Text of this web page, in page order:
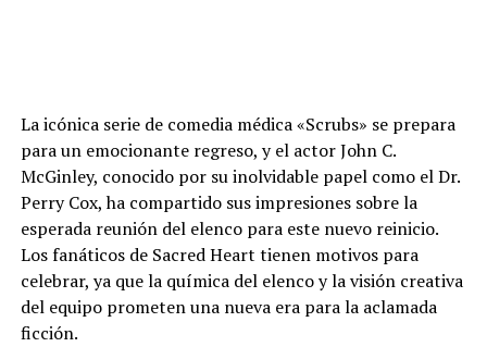
La icónica serie de comedia médica «Scrubs» se prepara
para un emocionante regreso, y el actor John C.
McGinley, conocido por su inolvidable papel como el Dr.
Perry Cox, ha compartido sus impresiones sobre la
esperada reunión del elenco para este nuevo reinicio.
Los fanáticos de Sacred Heart tienen motivos para
celebrar, ya que la química del elenco y la visión creativa
del equipo prometen una nueva era para la aclamada
ficción.